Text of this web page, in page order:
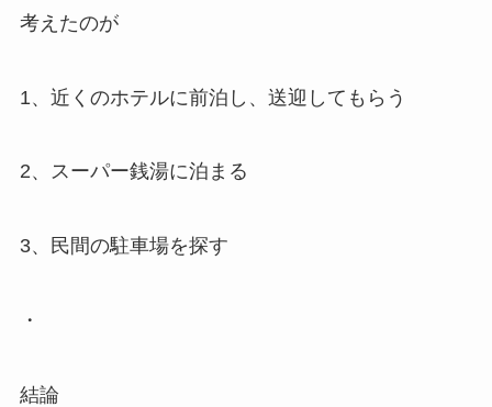
考えたのが
1、近くのホテルに前泊し、送迎してもらう
2、スーパー銭湯に泊まる
3、民間の駐車場を探す
・
結論